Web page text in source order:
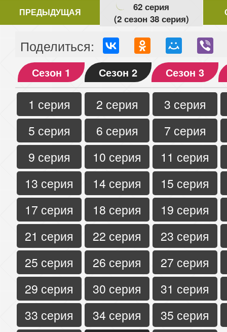
ПРЕДЫДУЩАЯ
62 серия
(2 сезон 38 серия)
Поделиться:
Сезон 1 Сезон 2 Сезон 3
1 серия 2 серия
3 серия
5 серия
6 серия
7 серия
9 серия
10 серия
11 серия
13 серия
14 серия
15 серия
17 серия
18 серия
19 серия
21 серия
22 серия
23 серия
25 серия
26 серия
27 серия
29 серия
30 серия
31 серия
33 серия
34 серия
35 серия